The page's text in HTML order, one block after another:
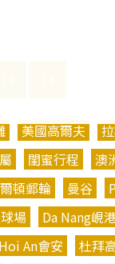
美國高爾夫
閨蜜行程 澳
頓郵輪 曼谷
場 Da Nang峴港
Hoi An會安 杜拜